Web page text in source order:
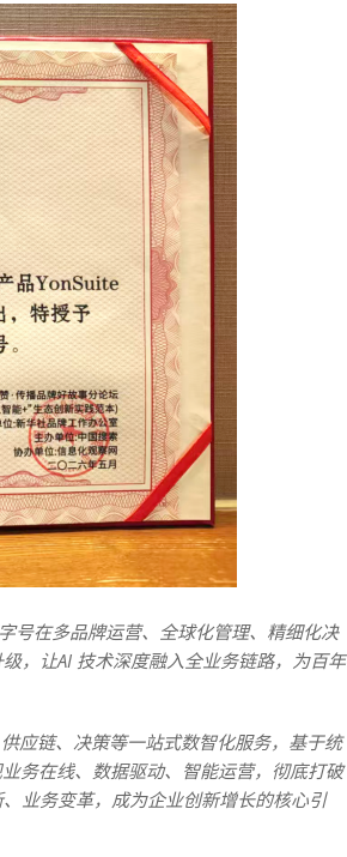
号在多品牌运营、全球化管理、精细化决
，让AI 技术深度融入全业务链路，为百年
应链、决策等一站式数智化服务，基于统
务在线、数据驱动、智能运营，彻底打破
业务变革，成为企业创新增长的核心引